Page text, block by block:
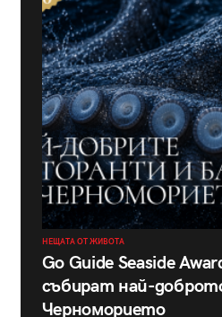
НЕЩАТА ОТ ЖИВОТА
Go Guide Seaside
събират най-
Черноморието